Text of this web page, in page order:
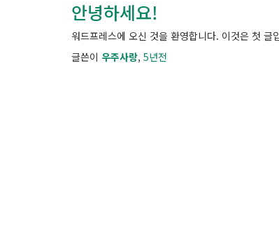
안녕하세요!
워드프레스에 오신 것을 환영합니다. 이것은 첫
글쓴이 우주사랑, 5년전